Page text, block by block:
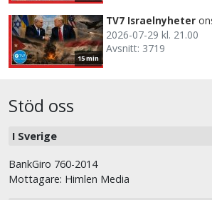
15 min
TV7 Israelnyheter
2026-07-29 kl. 21.00
Avsnitt: 3719
Stöd oss
I Sverige
BankGiro 760-2014
Mottagare: Himlen Media